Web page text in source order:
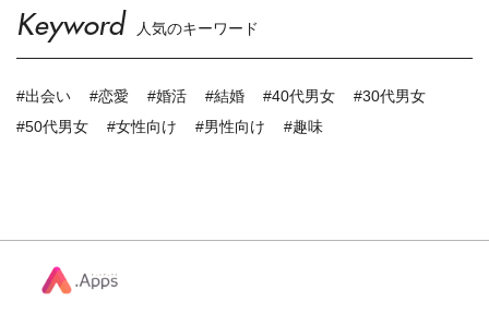
Keyword 人気のキーワード
#出会い #恋愛 #婚活 #結婚 #40代男女
#30代男女
#50代男女
#女性向け #男性向け #趣味